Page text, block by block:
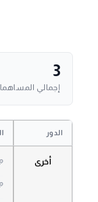
3
إجمالي
الدور
أخرى